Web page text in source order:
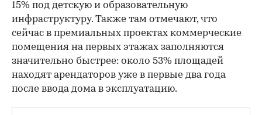
15% под детскую и образовательную
инфраструктуру. Также там отмечают, что
сейчас в премиальных проектах коммерческие
помещения на первых этажах заполняются
значительно быстрее: около 53% площадей
находят арендаторов уже в первые два года
после ввода дома в эксплуатацию.